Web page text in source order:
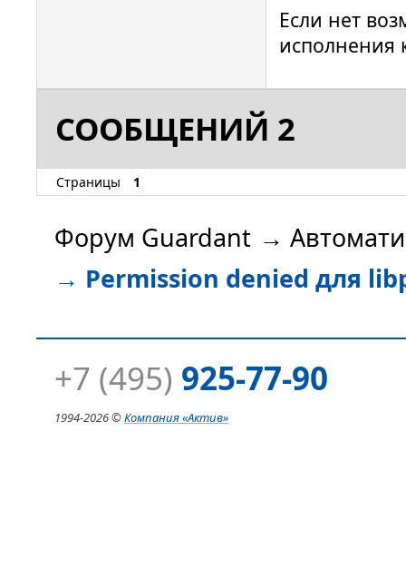
Если нет
исполнения
СООБЩЕНИЙ 2
Страницы 1
Форум Guardant →
→ Permission denied для
+7 (495) 925-77-90
1994-2026 ©Компания«Актив»